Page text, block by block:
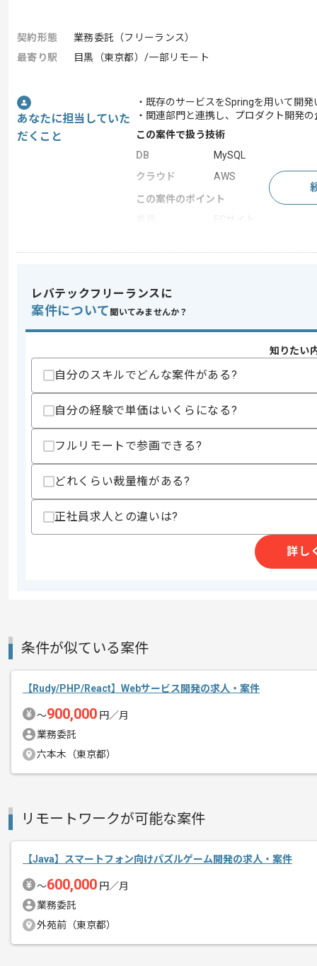
契約形態
業務委託（フリーランス）
最寄り駅
目黒（東京都）/一部リモート
あなたに担当していた
だくこと
・既存のサービスをSpringを用いて開
・関連部門と連携し、プロダクト開発
この案件で扱う技術
DB
MySQL
クラウド
AWS
この案件のポイント
ECサイト
スキル
求めるスキル
・Javaを用いた開発経験5年以上
・Springを用いた開発経験1年以上
・DBの知見
歓迎スキル
・ECサイトの開発経験
上記に似た経験やスキルをお持ちであれば申
精算・お支払い
精算条件
精算基準時間
140時間〜180時間
募集人数
エージェントからのコ
メント
マッチいたします。
リーダー経験を活かしたい方又は能動
レバテックフリーランスに
案件について 聞いてみませんか？
知りたい
自分のスキルでどんな案件がある?
自分の経験で単価はいくらになる?
フルリモートで参画できる?
どれくらい裁量権がある?
正社員求人との違いは?
詳し
条件が似ている案件
【Rudy/PHP/React】Webサービス開発の求人・案件
〜900,000 円／月
業務委託
六本木（東京都）
リモートワークが可能な案件
【Java】スマートフォン向けパズルゲーム開発の求人・案件
〜600,000 円／月
業務委託
外苑前（東京都）